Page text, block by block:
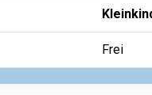
Frei